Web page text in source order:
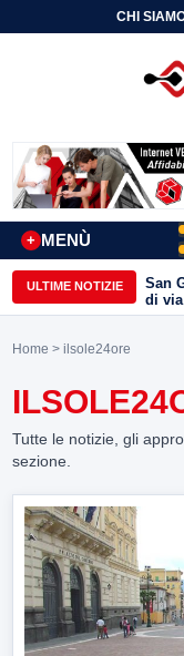
CHI
MENÙ
+
ULTIME NOTIZIE
San
di
Home > ilsole24ore
Tutte le notizie, gli
sezione.